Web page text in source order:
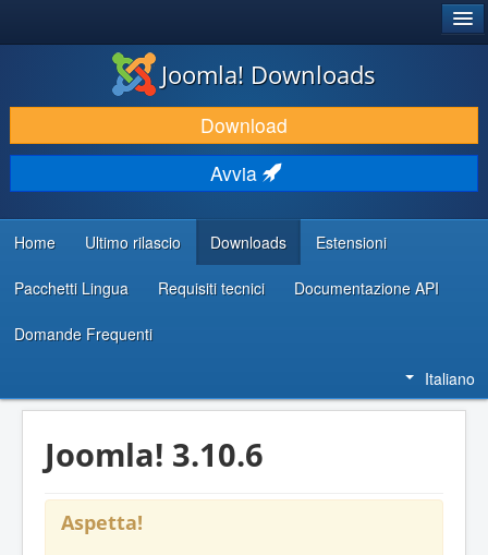
SCARICA & ESTENDI
SCOPRI & IMPARA
COMUNITÀ & SUPPORTO
RISORSE PER SVILUPPATORI
Joomla! Downloads
Download
Avvia
Home Ultimo rilascio Downloads Estensioni
Pacchetti Lingua Requisiti tecnici Documentazione API
Domande Frequenti
Italiano
Joomla! 3.10.6
Aspetta!